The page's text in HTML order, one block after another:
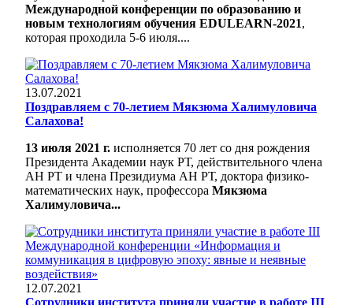
Международной конференции по образованию и
новым технологиям обучения EDULEARN-2021,
которая проходила 5-6 июля....
13.07.2021
Поздравляем с 70-летием Мякзюма Халимуловича
Салахова!
13 июля 2021 г. исполняется 70 лет со дня рождения
Президента Академии наук РТ, действительного члена
АН РТ и члена Президиума АН РТ, доктора физико-
математических наук, профессора Мякзюма
Халимуловича...
12.07.2021
Сотрудники института приняли участие в работе III